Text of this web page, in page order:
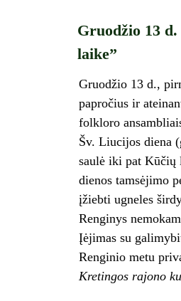
Gruodžio 13
laike”
Gruodžio 13 d.,
papročius ir
folkloro
Šv. Liucijos diena
saulė iki pat Kūčių
dienos tamsėjimo
įžiebti ugneles
Renginys
Įėjimas su
Renginio metu
Kretingos rajono